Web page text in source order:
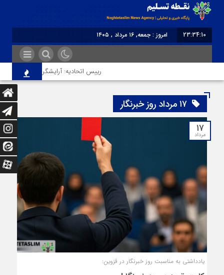
23:34:10
امروز : جمعه, ۱۶ مرداد , ۱۴۰۵
رییس اتحادیه: آرایشگر هتاک در قزوین
۱۷
مرداد
یادداشتی به مناسبت روز خبرنگار در قزوین: